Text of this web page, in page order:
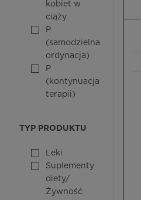
kobiet w
ciąży
P
(samodzielna
ordynacja)
P
(kontynuacja
terapii)
TYP PRODUKTU
Leki
Suplementy
diety/
Żywność